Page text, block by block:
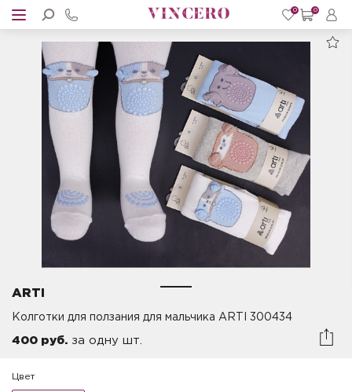
0 0
ARTI
Колготки для ползания для мальчика ARTI 300434
400 руб. за одну шт.
Цвет